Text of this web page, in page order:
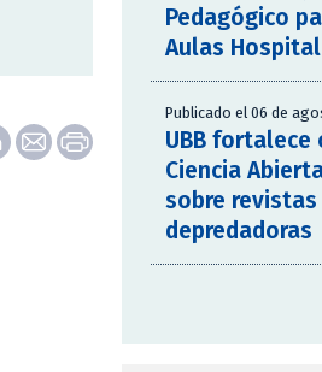
Pedagógico
Aulas
Publicado el 06 de
UBB fortalece
Ciencia
sobre
depredadoras